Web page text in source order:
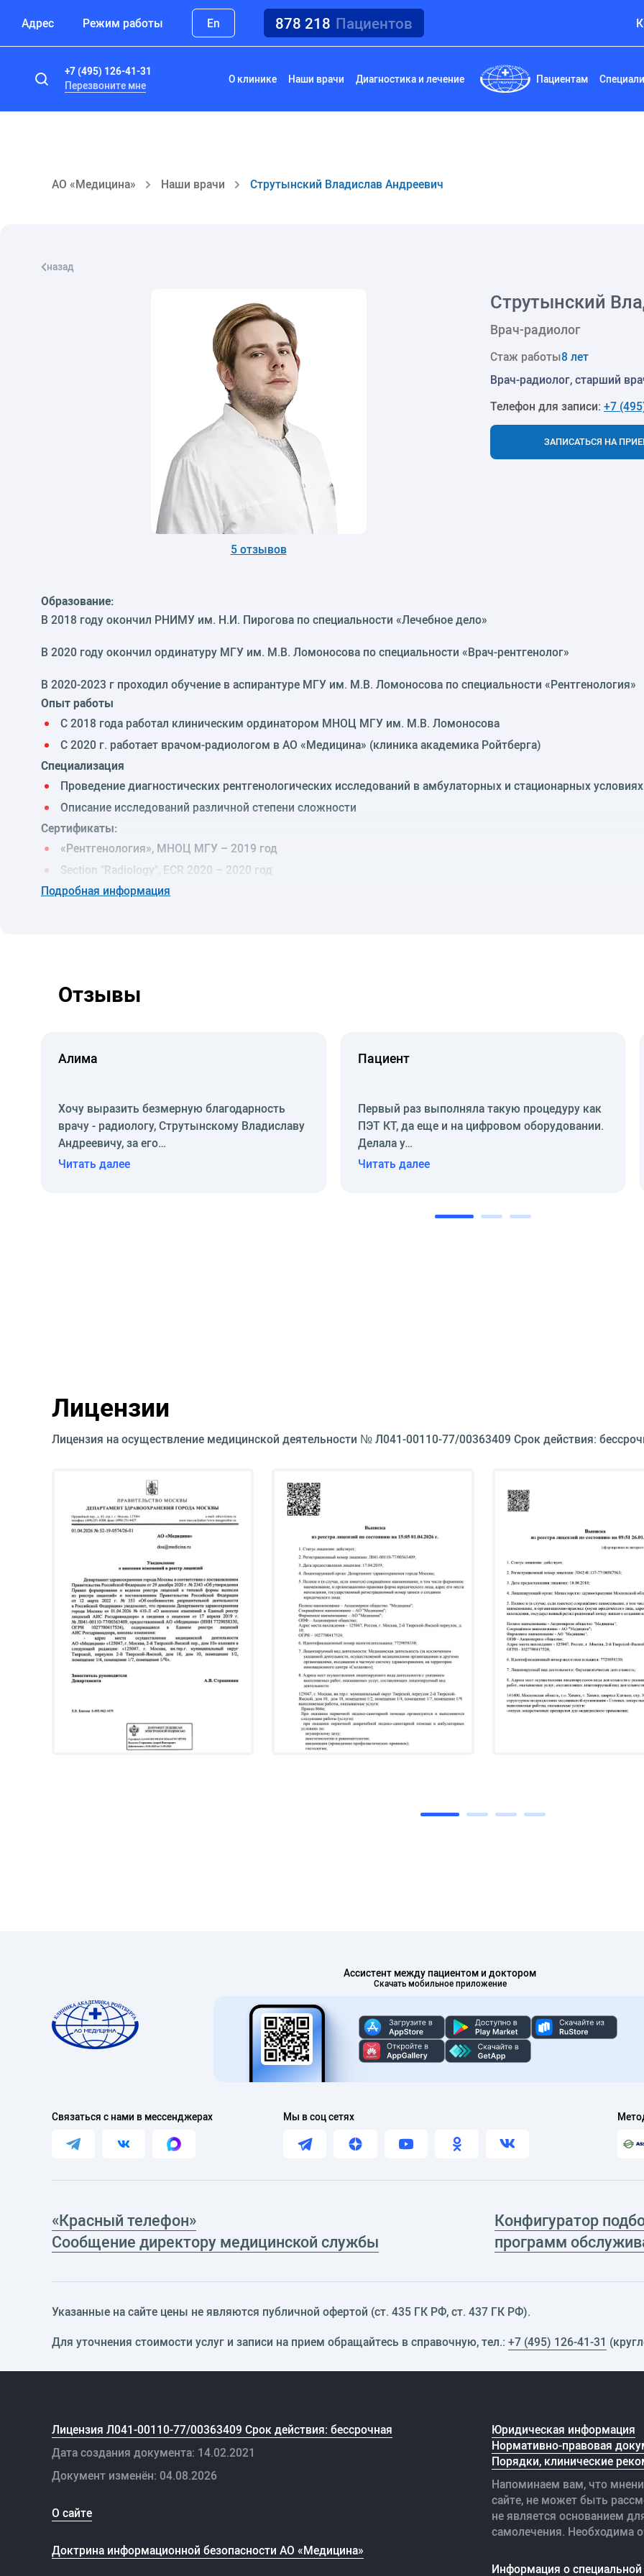
Адрес Режим работы En 878 218 Пациентов
+7 (495) 126-41-31
Перезвоните мне
О клинике Наши врачи Диагностика и лечение Пациентам
АО «Медицина» Наши врачи Струтынский Владислав Андреевич
назад
5 отзывов
Струтынский
Врач-радиолог
Стаж работы8 лет
Врач-радиолог, старший
Телефон для записи: +7
ЗАПИСАТЬСЯ НА
Образование:
В 2018 году окончил РНИМУ им. Н.И. Пирогова по специальности «Лечебное дело»
В 2020 году окончил ординатуру МГУ им. М.В. Ломоносова по специальности «Врач-рентгенолог»
В 2020-2023 г проходил обучение в аспирантуре МГУ им. М.В. Ломоносова по специальности «Рентгенология»
Опыт работы
С 2018 года работал клиническим ординатором МНОЦ МГУ им. М.В. Ломоносова
С 2020 г. работает врачом-радиологом в АО «Медицина» (клиника академика Ройтберга)
Специализация
Проведение диагностических рентгенологических исследований в амбулаторных и стационарных условиях
Описание исследований различной степени сложности
Сертификаты:
«Рентгенология», МНОЦ МГУ – 2019 год
Section "Radiology", ECR 2020 – 2020 год
Подробная информация
Отзывы
Алима
Хочу выразить безмерную благодарность
врачу - радиологу, Струтынскому Владиславу
Андреевичу, за его…
Читать далее
Пациент
Первый раз выполняла такую процедуру как
ПЭТ КТ, да еще и на цифровом оборудовании.
Делала у…
Читать далее
Лицензии
Лицензия на осуществление медицинской деятельности № Л041-00110-77/00363409 Срок действия:
Ассистент между пациентом и доктором
Скачать мобильное приложение
Связаться с нами в мессенджерах Мы в соц сетях
«Красный телефон»
Сообщение директору медицинской службы
Конфигуратор
программ
Указанные на сайте цены не являются публичной офертой (ст. 435 ГК РФ, cт. 437 ГК РФ).
Для уточнения стоимости услуг и записи на прием обращайтесь в справочную, тел.: +7 (495) 126-41-31
Лицензия Л041-00110-77/00363409 Срок действия: бессрочная
Дата создания документа: 14.02.2021
Документ изменён: 04.08.2026
О сайте
Доктрина информационной безопасности АО «Медицина»
Юридическая информация
Нормативно-правовая
Порядки, клинические
Напоминаем вам, что
сайте, не может быть
не является основанием
самолечения. Необходима
Информация о